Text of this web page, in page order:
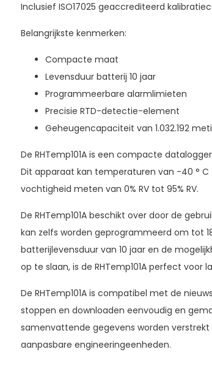
Inclusief ISO17025 geaccrediteerd
Belangrijkste kenmerken:
Compacte maat
Levensduur batterij 10 jaar
Programmeerbare alarmlimieten
Precisie RTD-detectie-element
Geheugencapaciteit van 1.032.192
De RHTemp101A is een compacte
Dit apparaat kan temperaturen van -40 ° C
vochtigheid meten van 0% RV tot 95% RV.
De RHTemp101A beschikt over door de
kan zelfs worden geprogrammeerd om tot
batterijlevensduur van 10 jaar en de
op te slaan, is de RHTemp101A perfect voor
De RHTemp101A is compatibel met de
stoppen en downloaden eenvoudig en
samenvattende gegevens worden
aanpasbare engineeringeenheden.